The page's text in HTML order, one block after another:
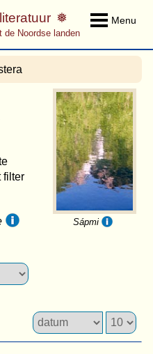
Menu
de Noordse landen
Sápmi
filter